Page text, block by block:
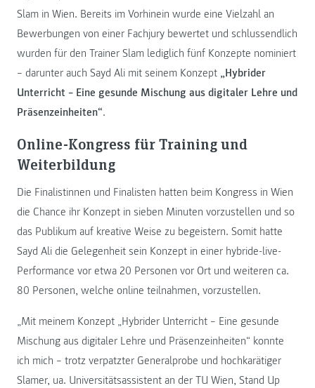
Slam in Wien. Bereits im Vorhinein wurde eine Vielzahl an
Bewerbungen von einer Fachjury bewertet und schlussendlich
wurden für den Trainer Slam lediglich fünf Konzepte nominiert
– darunter auch Sayd Ali mit seinem Konzept „Hybrider
Unterricht – Eine gesunde Mischung aus digitaler Lehre und
Präsenzeinheiten“.
Online-Kongress für Training und
Weiterbildung
Die Finalistinnen und Finalisten hatten beim Kongress in Wien
die Chance ihr Konzept in sieben Minuten vorzustellen und so
das Publikum auf kreative Weise zu begeistern. Somit hatte
Sayd Ali die Gelegenheit sein Konzept in einer hybride-live-
Performance vor etwa 20 Personen vor Ort und weiteren ca.
80 Personen, welche online teilnahmen, vorzustellen.
„Mit meinem Konzept „Hybrider Unterricht – Eine gesunde
Mischung aus digitaler Lehre und Präsenzeinheiten“ konnte
ich mich – trotz verpatzter Generalprobe und hochkarätiger
Slamer, ua. Universitätsassistent an der TU Wien, Stand Up